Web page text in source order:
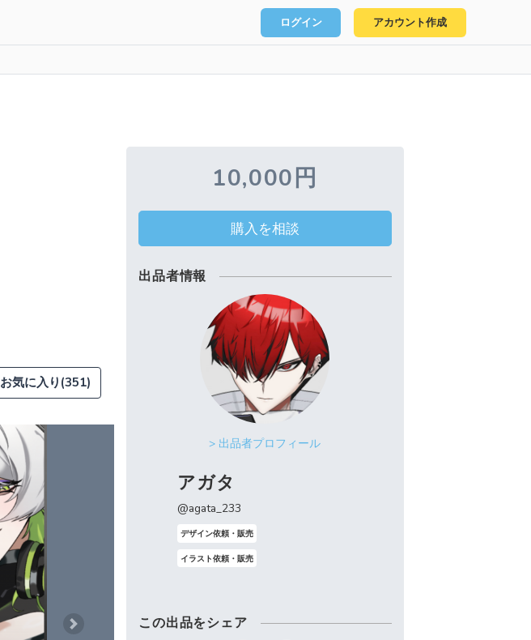
ログイン アカウント作成
お気に入り(351)
Next
10,000円
購入を相談
出品者情報
> 出品者プロフィール
アガタ
@agata_233
デザイン依頼・販売
イラスト依頼・販売
この出品をシェア